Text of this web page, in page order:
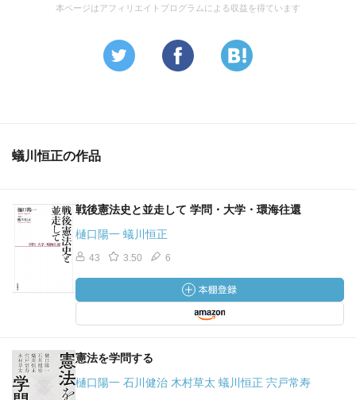
本ページはアフィリエイトプログラムによる収益を得ています
蟻川恒正の作品
戦後憲法史と並走して 学問・大学・環海往還
樋口陽一 蟻川恒正
43 3.50 6
憲法を学問する
樋口陽一 石川健治 木村草太 蟻川恒正 宍戸常寿